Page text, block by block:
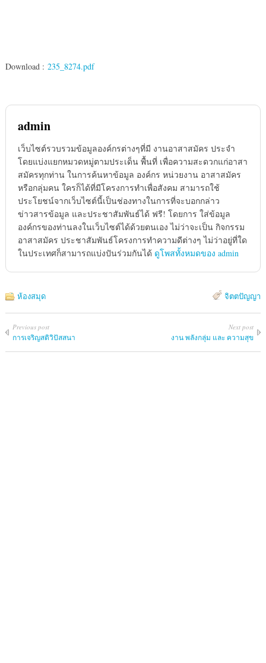
Download : 235_8274.pdf
admin
เว็บไซต์รวบรวมข้อมูลองค์กรต่างๆที่มี งานอาสาสมัคร ประจำ
โดยแบ่งแยกหมวดหมู่ตามประเด็น พื้นที่ เพื่อความสะดวกแก่อาสา
สมัครทุกท่าน ในการค้นหาข้อมูล องค์กร หน่วยงาน อาสาสมัคร
หรือกลุ่มคน ใครก็ได้ที่มีโครงการทำเพื่อสังคม สามารถใช้
ประโยชน์จากเว็บไซต์นี้เป็นช่องทางในการที่จะบอกกล่าว
ข่าวสารข้อมูล และประชาสัมพันธ์ได้ ฟรี! โดยการ ใส่ข้อมูล
องค์กรของท่านลงในเว็บไซต์ได้ด้วยตนเอง ไม่ว่าจะเป็น กิจกรรม
อาสาสมัคร ประชาสัมพันธ์โครงการทำความดีต่างๆ ไม่ว่าอยู่ที่ใด
ในประเทศก็สามารถแบ่งปันร่วมกันได้ ดูโพสทั้งหมดของ admin
จิตตปัญญา
ห้องสมุด
Previous post
การเจริญสติวิปัสสนา
Next post
งาน พลังกลุ่ม และ ความสุข